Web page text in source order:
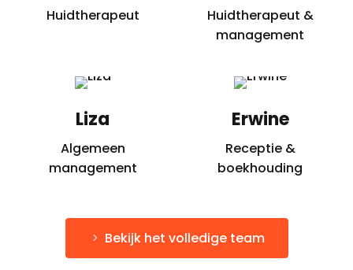
Huidtherapeut
Huidtherapeut &
management
Liza
Algemeen
management
Erwine
Receptie &
boekhouding
Bekijk het volledige team